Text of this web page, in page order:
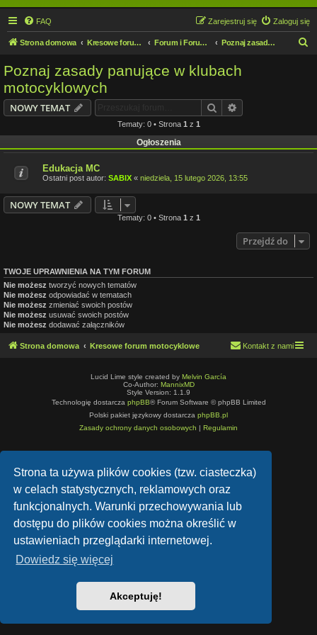
Strona ta używa plików cookies (tzw. ciasteczka)
w celach statystycznych, reklamowych oraz
funkcjonalnych. Warunki przechowywania lub
dostępu do plików cookies można określić w
ustawieniach przeglądarki internetowej.
Dowiedz się więcej
Akceptuję!
FAQ Zaloguj się
Zarejestruj się
Strona domowa Kresowe forum motocyklowe Forum i Forumowicze Poznaj zasady panujące w klubach motocyklowych
Poznaj zasady panujące w klubach
motocyklowych
NOWY TEMAT Szukaj
Tematy: 0 • Strona 1 z 1
Ogłoszenia
Edukacja MC
Ostatni post autor: SABIX « niedziela, 15 lutego 2026, 13:55
NOWY TEMAT
Tematy: 0 • Strona 1 z 1
Przejdź do
TWOJE UPRAWNIENIA NA TYM FORUM
Nie możesz tworzyć nowych tematów
Nie możesz odpowiadać w tematach
Nie możesz zmieniać swoich postów
Nie możesz usuwać swoich postów
Nie możesz dodawać załączników
Strona domowa Kresowe forum motocyklowe Kontakt z nami
Lucid Lime style created by Melvin García
Co-Author: MannixMD
Style Version: 1.1.9
Technologię dostarcza phpBB® Forum Software © phpBB Limited
Polski pakiet językowy dostarcza phpBB.pl
Zasady ochrony danych osobowych | Regulamin